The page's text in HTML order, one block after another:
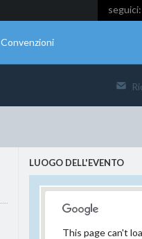
seguici:
Convenzioni
LUOGO DELL'EVENTO
This page can't